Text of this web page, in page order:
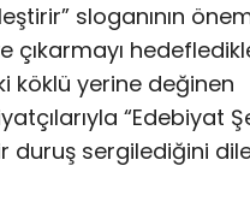
sloganının
köklü yerine değinen
“Edebiyat
duruş sergilediğini